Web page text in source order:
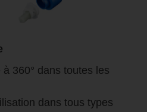
360° dans toutes les
dans tous types